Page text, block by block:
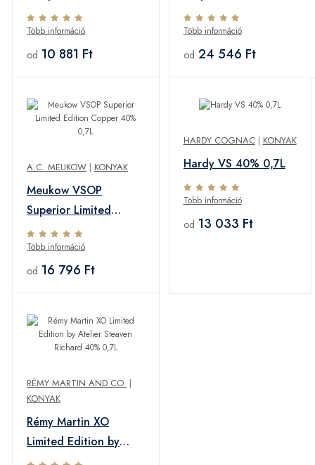
0,7L
Több információ
od 10 881 Ft
Több információ
od 24 546 Ft
A.C. MEUKOW | KONYAK
Meukow VSOP
Superior Limited
Edition Copper 40%
0,7L
Több információ
od 16 796 Ft
HARDY COGNAC| KONYAK
Hardy VS 40% 0,7L
Több információ
od 13 033 Ft
RÉMY MARTIN AND CO. |
KONYAK
Rémy Martin XO
Limited Edition by
Atelier Steaven